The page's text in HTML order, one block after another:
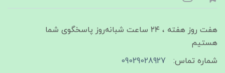
هفت روز هفته ، ۲۴ ساعت شبانه‌روز پاسخگوی شما
هستیم
شماره تماس:
09029028927